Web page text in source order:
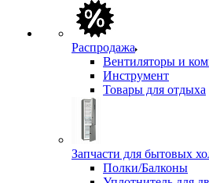
Распродажа
Вентиляторы и
Инструмент
Товары для отдыха
Запчасти для бытовых
Полки/Балконы